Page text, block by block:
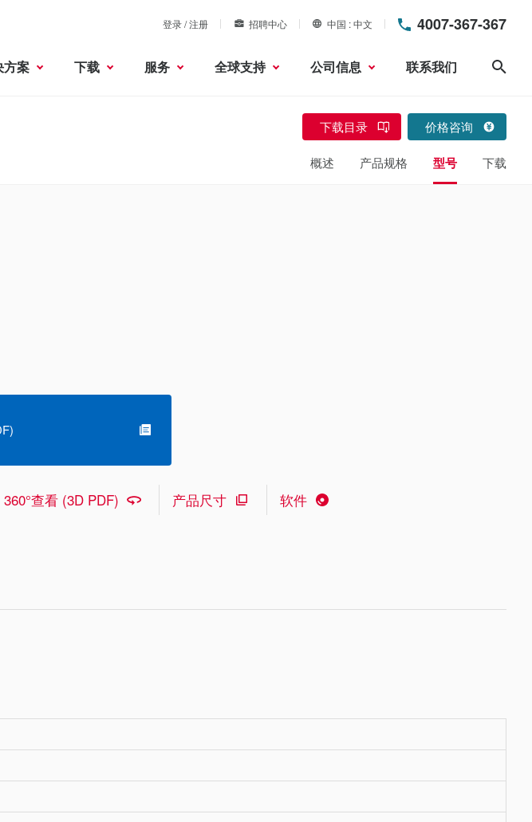
登录 / 注册 招聘中心 中国 中文 4007-367-367
方案 下载 服务 全球支持 公司信息 联系我们
下载目录 价格咨询
概述 产品规格 型号 下载
360°查看 (3D PDF) 产品尺寸 软件